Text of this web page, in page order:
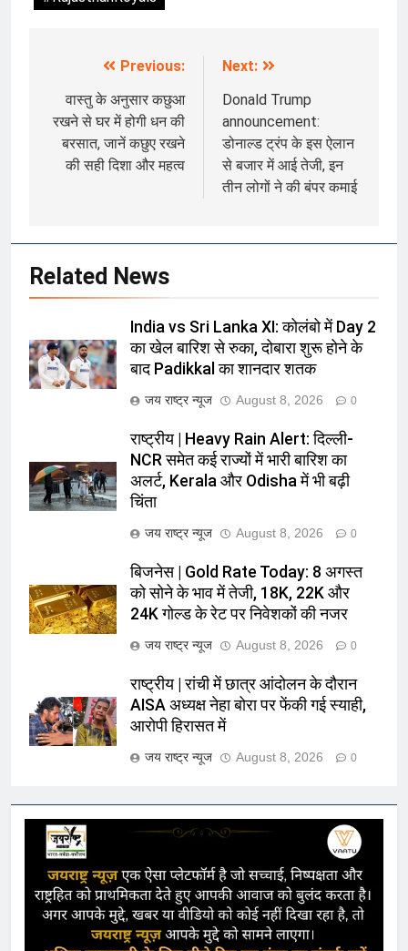
navigation
Previous:
वास्तु के अनुसार कछुआ
रखने से घर में होगी धन की
बरसात, जानें कछुए रखने
की सही दिशा और महत्व
Next:
Donald Trump
announcement:
डोनाल्ड ट्रंप के इस ऐलान
से बजार में आई तेजी, इन
तीन लोगों ने की बंपर कमाई
Related News
India vs Sri Lanka XI: कोलंबो में Day 2
का खेल बारिश से रुका, दोबारा शुरू होने के
बाद Padikkal का शानदार शतक
जय राष्ट्र न्यूज August 8, 2026 0
राष्ट्रीय | Heavy Rain Alert: दिल्ली-
NCR समेत कई राज्यों में भारी बारिश का
अलर्ट, Kerala और Odisha में भी बढ़ी
चिंता
जय राष्ट्र न्यूज August 8, 2026 0
बिजनेस | Gold Rate Today: 8 अगस्त
को सोने के भाव में तेजी, 18K, 22K और
24K गोल्ड के रेट पर निवेशकों की नजर
जय राष्ट्र न्यूज August 8, 2026 0
राष्ट्रीय | रांची में छात्र आंदोलन के दौरान
AISA अध्यक्ष नेहा बोरा पर फेंकी गई स्याही,
आरोपी हिरासत में
जय राष्ट्र न्यूज August 8, 2026 0